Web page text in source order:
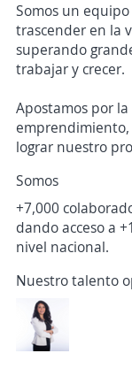
Somos un
trascender en la
superando
trabajar y crecer.
Apostamos por
lograr nuestro
Somos
+7,000
dando acceso a
nivel nacional.
Nuestro talento